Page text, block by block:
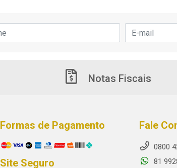
Notas Fiscais
Formas de Pagamento
Site Seguro
Fale
0800
81